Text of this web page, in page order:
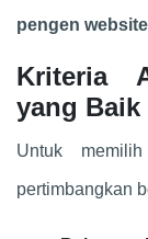
pengen
Kriteria
yang Baik
Untuk
pertimbangkan